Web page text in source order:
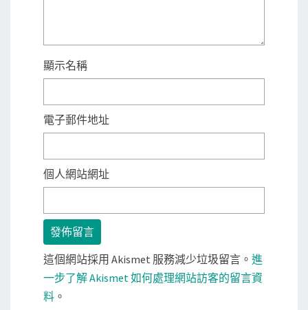
顯示名稱
電子郵件地址
個人網站網址
這個網站採用 Akismet 服務減少垃圾留言。 進
一步了解 Akismet 如何處理網站訪客的留言資
料 。